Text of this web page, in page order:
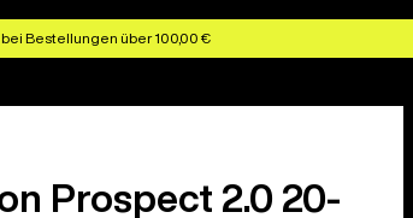
Bestellungen über 100,00 €
Prospect 2.0 20-